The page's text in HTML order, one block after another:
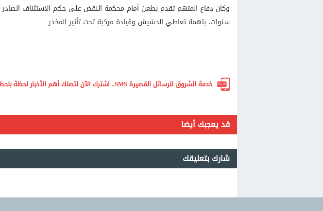
سنوات، بتهمة تعاطي الحشيش وقيادة مركبة تحت تأثير المخدر.
خدمة الشروق للرسائل القصيرة SMS.. اشترك الآن لتصلك أهم الأخبار لحظة بلحظة
قد يعجبك أيضا
شارك بتعليقك